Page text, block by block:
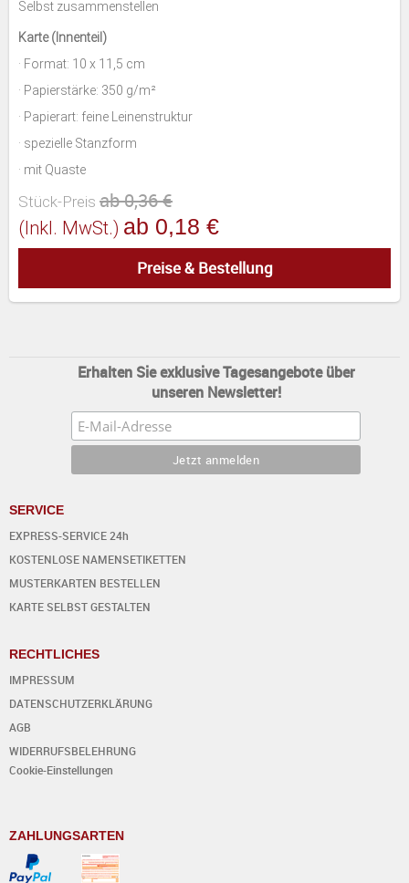
Selbst zusammenstellen
Karte (Innenteil)
· Format: 10 x 11,5 cm
· Papierstärke: 350 g/m²
· Papierart: feine Leinenstruktur
· spezielle Stanzform
· mit Quaste
Stück-Preis ab 0,36 €
(inkl. MwSt.) ab 0,18 €
Preise & Bestellung
Erhalten Sie exklusive Tagesangebote über
unseren Newsletter!
SERVICE
EXPRESS-SERVICE 24h
KOSTENLOSE NAMENSETIKETTEN
MUSTERKARTEN BESTELLEN
KARTE SELBST GESTALTEN
RECHTLICHES
IMPRESSUM
DATENSCHUTZERKLÄRUNG
AGB
WIDERRUFSBELEHRUNG
Cookie-Einstellungen
ZAHLUNGSARTEN